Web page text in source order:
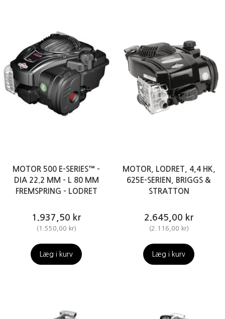
MOTOR 500 E-SERIES™ -
DIA 22.2 MM - L 80 MM
FREMSPRING - LODRET
1.937,50 kr
(1.550,00 kr)
Læg i kurv
MOTOR, LODRET, 4,4 HK,
625E-SERIEN, BRIGGS &
STRATTON
2.645,00 kr
(2.116,00 kr)
Læg i kurv